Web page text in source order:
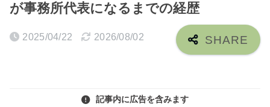
が事務所代表になるまでの経歴
2025/04/22 2026/08/02
記事内に広告を含みます